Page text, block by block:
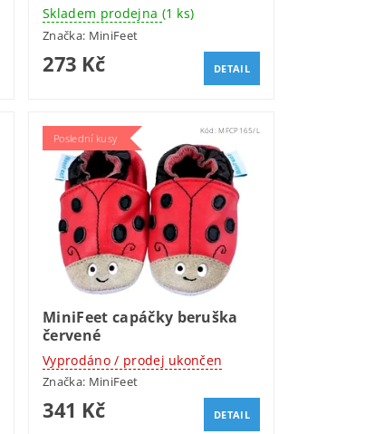
Skladem prodejna (1 ks)
Značka: MiniFeet
273 Kč DETAIL
Poslední kusy
Kód:MFCP165/L
MiniFeet capáčky beruška
červené
Vyprodáno / prodej ukončen
Značka: MiniFeet
341 Kč DETAIL